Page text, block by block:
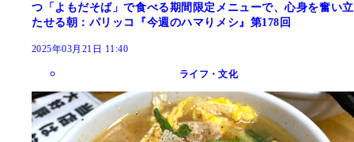
つ「よもだそば」で食べる期間限定メニューで、心身を奮い立
たせる朝：パリッコ『今週のハマりメシ』第178回
2025年03月21日 11:40
ライフ・文化